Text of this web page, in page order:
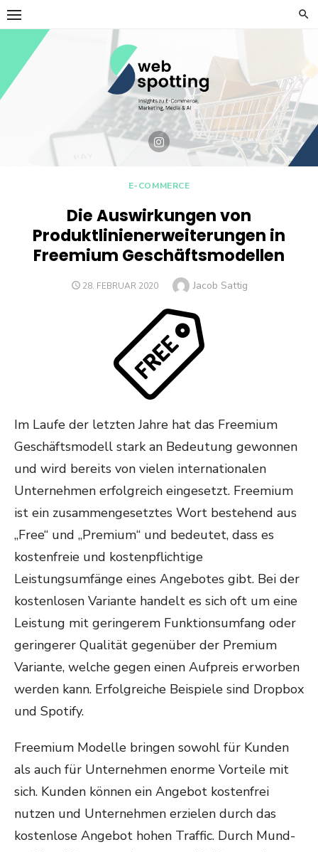
Skip
to
content
E-COMMERCE
Die Auswirkungen von
Produktlinienerweiterungen in
Freemium Geschäftsmodellen
POSTED
28. FEBRUAR 2020 Author
Jacob Sattig
Im Laufe der letzten Jahre hat das Freemium
Geschäftsmodell stark an Bedeutung gewonnen
und wird bereits von vielen internationalen
Unternehmen erfolgreich eingesetzt. Freemium
ist ein zusammengesetztes Wort bestehend aus
„Free“ und „Premium“ und bedeutet, dass es
kostenfreie und kostenpflichtige
Leistungsumfänge eines Angebotes gibt. Bei der
kostenlosen Variante handelt es sich oft um eine
Leistung mit geringerem Funktionsumfang oder
geringerer Qualität gegenüber der Premium
Variante, welche gegen einen Aufpreis erworben
werden kann. Erfolgreiche Beispiele sind Dropbox
und Spotify.
Freemium Modelle bringen sowohl für Kunden
als auch für Unternehmen enorme Vorteile mit
sich. Kunden können ein Angebot kostenfrei
nutzen und Unternehmen erzielen durch das
kostenlose Angebot hohen Traffic. Durch Mund-